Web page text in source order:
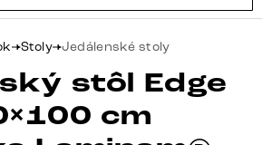
Stoly Jedálenské stoly
stôl Edge
cm